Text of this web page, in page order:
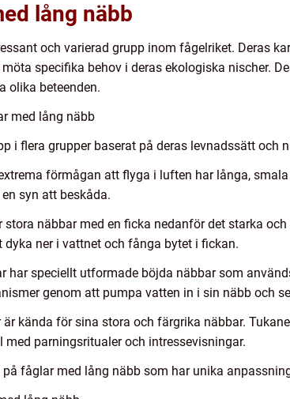
lång näbb
och varierad grupp inom fågelriket. Deras
specifika behov i deras ekologiska nischer.
olika beteenden.
med lång näbb
i flera grupper baserat på deras levnadssätt och
förmågan att flyga i luften har långa,
syn att beskåda.
näbbar med en ficka nedanför det starka
ner i vattnet och fånga bytet i fickan.
har speciellt utformade böjda näbbar som
genom att pumpa vatten in i sin näbb och
kända för sina stora och färgrika näbbar.
parningsritualer och intressevisningar.
fåglar med lång näbb som har unika